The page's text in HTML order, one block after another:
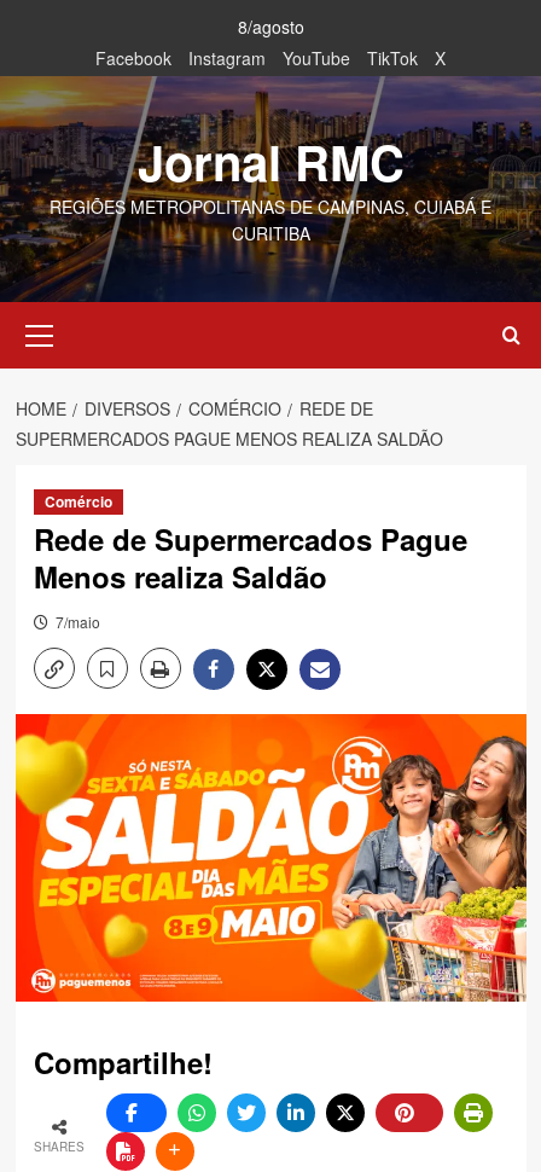
content
8/agosto
Facebook
Instagram YouTube TikTok X
Jornal RMC
REGIÕES METROPOLITANAS DE CAMPINAS, CUIABÁ E
CURITIBA
Menu
HOME DIVERSOS COMÉRCIO
REDE DE
SUPERMERCADOS PAGUE MENOS REALIZA SALDÃO
Comércio
Rede de Supermercados Pague
Menos realiza Saldão
7/maio
Compartilhe!
SHARES